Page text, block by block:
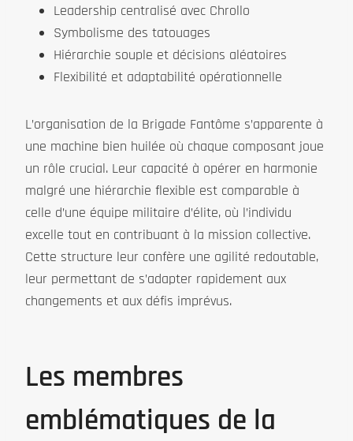
Leadership centralisé avec Chrollo
Symbolisme des tatouages
Hiérarchie souple et décisions aléatoires
Flexibilité et adaptabilité opérationnelle
L’organisation de la Brigade Fantôme s’apparente à
une machine bien huilée où chaque composant joue
un rôle crucial. Leur capacité à opérer en harmonie
malgré une hiérarchie flexible est comparable à
celle d’une équipe militaire d’élite, où l’individu
excelle tout en contribuant à la mission collective.
Cette structure leur confère une agilité redoutable,
leur permettant de s’adapter rapidement aux
changements et aux défis imprévus.
Les membres
emblématiques de la